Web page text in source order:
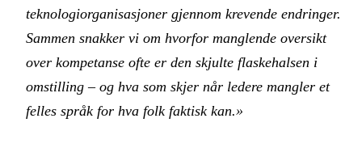
teknologiorganisasjoner gjennom krevende endringer.
Sammen snakker vi om hvorfor manglende oversikt
over kompetanse ofte er den skjulte flaskehalsen i
omstilling – og hva som skjer når ledere mangler et
felles språk for hva folk faktisk kan.»